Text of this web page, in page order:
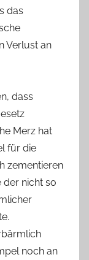
das
Verlust an
dass
Merz hat
für die
zementieren
der nicht so
noch an